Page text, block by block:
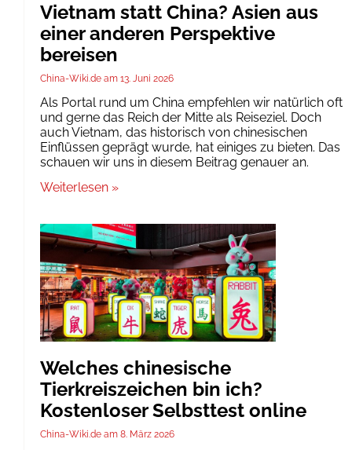
Vietnam statt China? Asien aus
einer anderen Perspektive
bereisen
China-Wiki.de 13. Juni 2026
Als Portal rund um China empfehlen wir natürlich oft
und gerne das Reich der Mitte als Reiseziel. Doch
auch Vietnam, das historisch von chinesischen
Einflüssen geprägt wurde, hat einiges zu bieten. Das
schauen wir uns in diesem Beitrag genauer an.
Weiterlesen »
Welches chinesische
Tierkreiszeichen bin ich?
Kostenloser Selbsttest online
China-Wiki.de 8. März 2026